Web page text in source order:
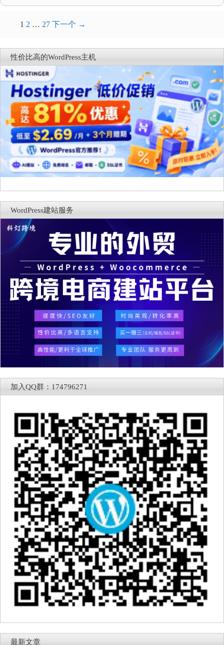
文
导
航
1 2 … 27 下一个 →
性价比高的WordPress主机
WordPress建站服务
加入QQ群：174796271
最新文章